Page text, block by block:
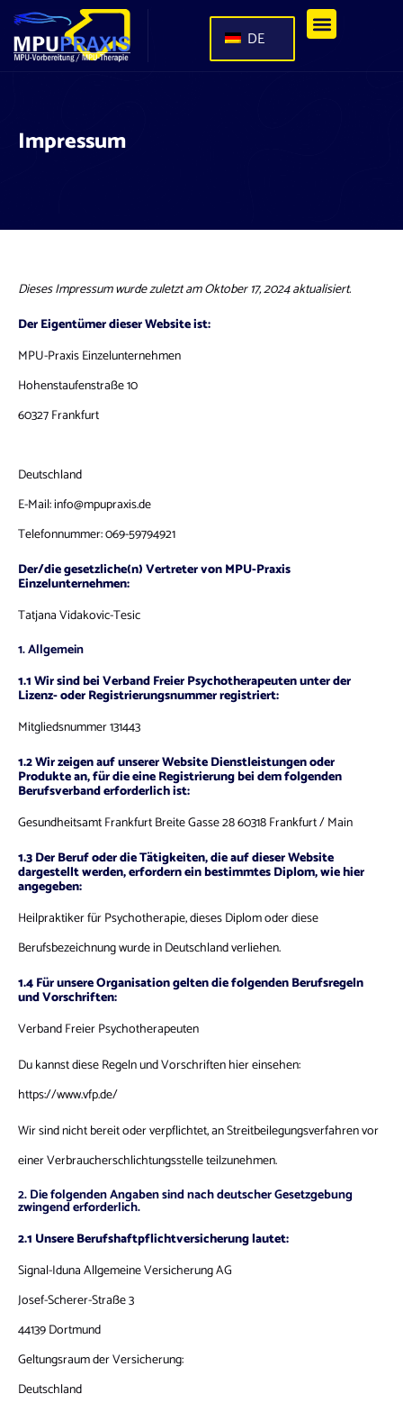
DE
Impressum
Dieses Impressum wurde zuletzt am Oktober 17, 2024 aktualisiert.
Der Eigentümer dieser Website ist:
MPU-Praxis Einzelunternehmen
Hohenstaufenstraße 10
60327 Frankfurt
Deutschland
E-Mail:info@mpupraxis.de
Telefonnummer: 069-59794921
Der/die gesetzliche(n) Vertreter von MPU-Praxis
Einzelunternehmen:
Tatjana Vidakovic-Tesic
1. Allgemein
1.1 Wir sind bei Verband Freier Psychotherapeuten unter der
Lizenz- oder Registrierungsnummer registriert:
Mitgliedsnummer 131443
1.2 Wir zeigen auf unserer Website Dienstleistungen oder
Produkte an, für die eine Registrierung bei dem folgenden
Berufsverband erforderlich ist:
Gesundheitsamt Frankfurt Breite Gasse 28 60318 Frankfurt / Main
1.3 Der Beruf oder die Tätigkeiten, die auf dieser Website
dargestellt werden, erfordern ein bestimmtes Diplom, wie hier
angegeben:
Heilpraktiker für Psychotherapie, dieses Diplom oder diese
Berufsbezeichnung wurde in Deutschland verliehen.
1.4 Für unsere Organisation gelten die folgenden Berufsregeln
und Vorschriften:
Verband Freier Psychotherapeuten
Du kannst diese Regeln und Vorschriften hier einsehen:
https://www.vfp.de/
Wir sind nicht bereit oder verpflichtet, an Streitbeilegungsverfahren vor
einer Verbraucherschlichtungsstelle teilzunehmen.
2. Die folgenden Angaben sind nach deutscher Gesetzgebung
zwingend erforderlich.
2.1 Unsere Berufshaftpflichtversicherung lautet:
Signal-Iduna Allgemeine Versicherung AG
Josef-Scherer-Straße 3
44139 Dortmund
Geltungsraum der Versicherung:
Deutschland